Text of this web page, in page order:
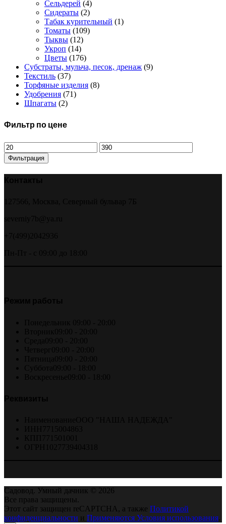
Сельдерей (4)
Сидераты (2)
Табак курительный (1)
Томаты (109)
Тыквы (12)
Укроп (14)
Цветы (176)
Субстраты, мульча, песок, дренаж (9)
Текстиль (37)
Торфяные изделия (8)
Удобрения (71)
Шпагаты (2)
Фильтр по цене
Минимальная
цена
Максимальная
цена
Фильтрация
Садовод. Умный дачник © 2026
Все права защищены.
Этот сайт защищен reCAPTCHA, а также Политикой
конфиденциальности и Применяются Условия использования